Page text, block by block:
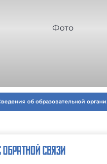
об образовательной
ОБРАТНОЙ СВЯЗИ